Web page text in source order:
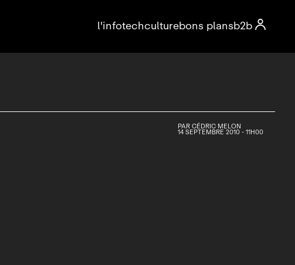

l'infotechculturebons plansb2b
PARCÉDRIC MELON
14 SEPTEMBRE 2010 - 11H00